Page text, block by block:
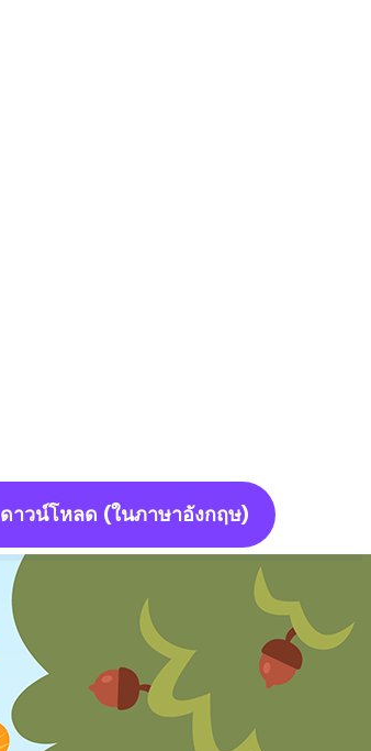
ดาวน์โหลด (ในภาษาอังกฤษ)